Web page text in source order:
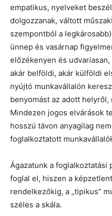
empatikus, nyelveket
dolgozzanak, váltott
szempontból a
ünnep és vasárnap
előzékenyen és
akár belföldi, akár külföldi
nyújtó munkavállalón
benyomást az adott
Mindezen jogos elvárások
hosszú távon anyagilag
foglalkoztatott
Ágazatunk a
foglal el, hiszen a
rendelkezőkig, a „tipikus”
széles a skála.